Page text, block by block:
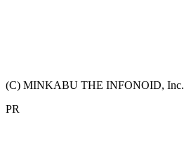
(C) MINKABU THE INFONOID, Inc.
PR